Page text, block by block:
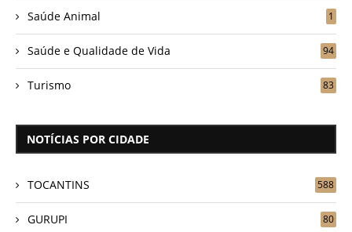
Saúde Animal 1
Saúde e Qualidade de Vida 94
Turismo 83
NOTÍCIAS POR CIDADE
TOCANTINS 588
GURUPI 80